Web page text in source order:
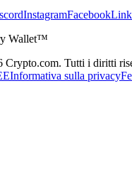
InstagramFacebook
Wallet™
Tutti i diritti
Informativa sulla privacy